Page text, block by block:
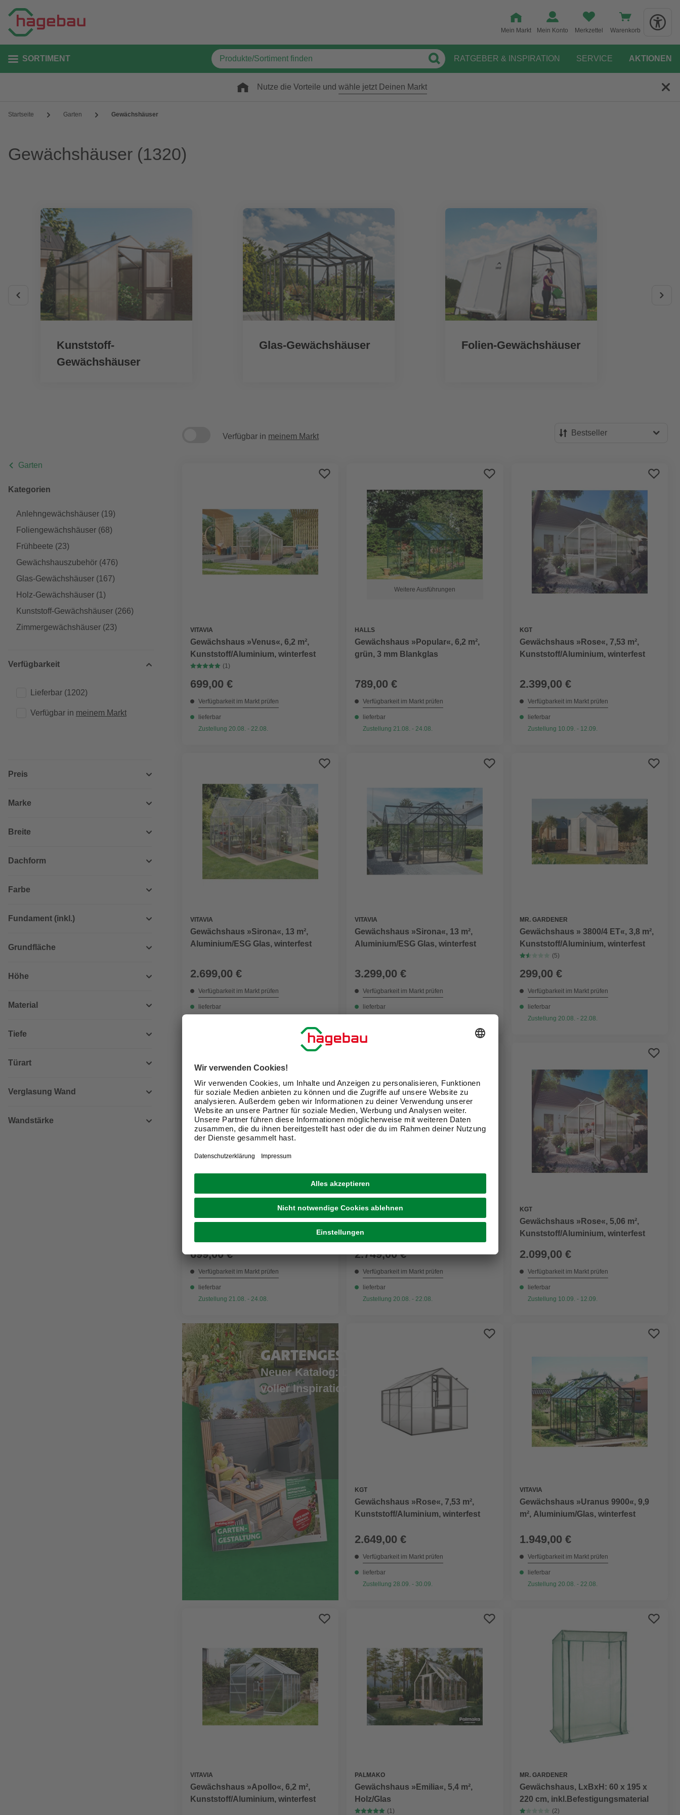
Mein Markt Mein Konto Merkzettel Warenkorb
SORTIMENT RATGEBER & INSPIRATION SERVICE AKTIONEN
Nutze die Vorteile und wähle jetzt Deinen Markt
Startseite Garten Gewächshäuser
Gewächshäuser (1320)
Kunststoff-
Gewächshäuser
Glas-Gewächshäuser Folien-Gewächshäuser
Garten
Kategorien
Anlehngewächshäuser (19)
Foliengewächshäuser (68)
Frühbeete (23)
Gewächshauszubehör (476)
Glas-Gewächshäuser (167)
Holz-Gewächshäuser (1)
Kunststoff-Gewächshäuser (266)
Zimmergewächshäuser (23)
Verfügbarkeit
Lieferbar (1202)
Verfügbar in meinem Markt
Preis
Marke
Breite
Dachform
Farbe
Fundament (inkl.)
Grundfläche
Höhe
Material
Tiefe
Türart
Verglasung Wand
Wandstärke
Verfügbar in meinem Markt Bestseller
Preis absteigend
Bewertung
VITAVIA
Gewächshaus »Venus«, 6,2 m²,
Kunststoff/Aluminium, winterfest
(1)
699,00 €
Verfügbarkeit im Markt prüfen
lieferbar
Zustellung 20.08. - 22.08.
Weitere Ausführungen
HALLS
Gewächshaus »Popular«, 6,2 m²,
grün, 3 mm Blankglas
789,00 €
Verfügbarkeit im Markt prüfen
lieferbar
Zustellung 21.08. - 24.08.
KGT
Gewächshaus »Rose«, 7,53 m²,
Kunststoff/Aluminium, winterfest
2.399,00 €
Verfügbarkeit im Markt prüfen
lieferbar
Zustellung 10.09. - 12.09.
VITAVIA
Gewächshaus »Sirona«, 13 m²,
Aluminium/ESG Glas, winterfest
2.699,00 €
Verfügbarkeit im Markt prüfen
lieferbar
VITAVIA
Gewächshaus »Sirona«, 13 m²,
Aluminium/ESG Glas, winterfest
3.299,00 €
Verfügbarkeit im Markt prüfen
lieferbar
MR. GARDENER
Gewächshaus » 3800/4 ET«, 3,8 m²,
Kunststoff/Aluminium, winterfest
(5)
299,00 €
Verfügbarkeit im Markt prüfen
lieferbar
Zustellung 20.08. - 22.08.
Gewächshaus »Popular«, 5,0 m²,
699,00 €
Verfügbarkeit im Markt prüfen
lieferbar
Zustellung 21.08. - 24.08.
VITAVIA
Gewächshaus »Dione«, 11,5 m²,
Aluminium/Glas, winterfest
2.749,00 €
Verfügbarkeit im Markt prüfen
lieferbar
Zustellung 20.08. - 22.08.
KGT
Gewächshaus »Rose«, 5,06 m²,
Kunststoff/Aluminium, winterfest
2.099,00 €
Verfügbarkeit im Markt prüfen
lieferbar
Zustellung 10.09. - 12.09.
GARTENGESTALTUNG
Neuer Katalog: Digital und
voller Inspiration
KGT
Gewächshaus »Rose«, 7,53 m²,
Kunststoff/Aluminium, winterfest
2.649,00 €
Verfügbarkeit im Markt prüfen
lieferbar
Zustellung 28.09. - 30.09.
VITAVIA
Gewächshaus »Uranus 9900«, 9,9
m², Aluminium/Glas, winterfest
1.949,00 €
Verfügbarkeit im Markt prüfen
lieferbar
Zustellung 20.08. - 22.08.
VITAVIA
Gewächshaus »Apollo«, 6,2 m²,
Kunststoff/Aluminium, winterfest
PALMAKO
Gewächshaus »Emilia«, 5,4 m²,
Holz/Glas
(1)
MR. GARDENER
Gewächshaus, LxBxH: 60 x 195 x
220 cm, inkl.Befestigungsmaterial
(2)